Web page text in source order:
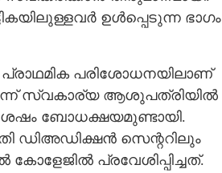
ഉൾപ്പെടുന്ന ഭാഗം
പരിശോധനയിലാണ്
സ്വകാര്യ ആശുപത്രിയിൽ
ബോധക്ഷയമുണ്ടായി.
ഡിഅഡിക്ഷൻ സെന്ററിലും
പ്രവേശിപ്പിച്ചത്.